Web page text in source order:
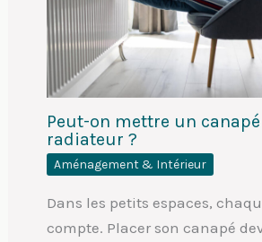
Peut-on mettre un
radiateur ?
Aménagement & Intérieur
Dans les petits espaces,
compte. Placer son canapé